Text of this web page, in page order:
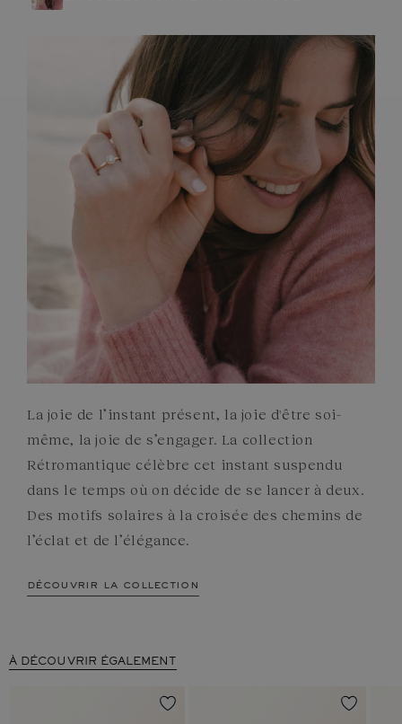
ARTISANAT FRANÇAIS
PIERRES
ENGAGEMENTS
La joie de l’instant présent, la joie d'être soi-
même, la joie de s’engager. La collection
Rétromantique célèbre cet instant suspendu
dans le temps où on décide de se lancer à deux.
Des motifs solaires à la croisée des chemins de
l’éclat et de l’élégance.
découvrir la collection
À DÉCOUVRIR ÉGALEMENT